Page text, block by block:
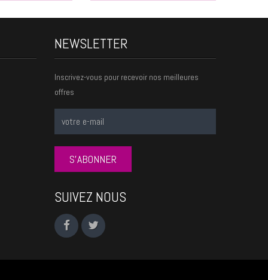
NEWSLETTER
Inscrivez-vous pour recevoir nos meilleures
offres
S'ABONNER
SUIVEZ NOUS